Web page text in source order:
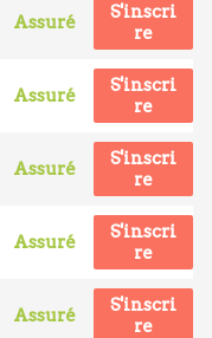
Assuré
S'inscri
re
Assuré
S'inscri
re
Assuré
S'inscri
re
Assuré
S'inscri
re
Assuré
S'inscri
re